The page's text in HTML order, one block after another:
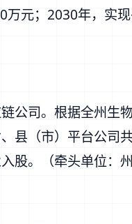
元；2030年，实
链公司。根据全州
县（市）平台公司
股。（牵头单位：